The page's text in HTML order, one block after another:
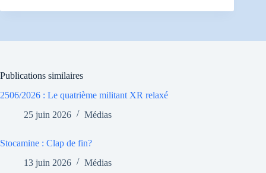
Publications similaires
2506/2026 : Le quatrième militant XR relaxé
25 juin 2026
Médias
Stocamine : Clap de fin?
13 juin 2026
Médias